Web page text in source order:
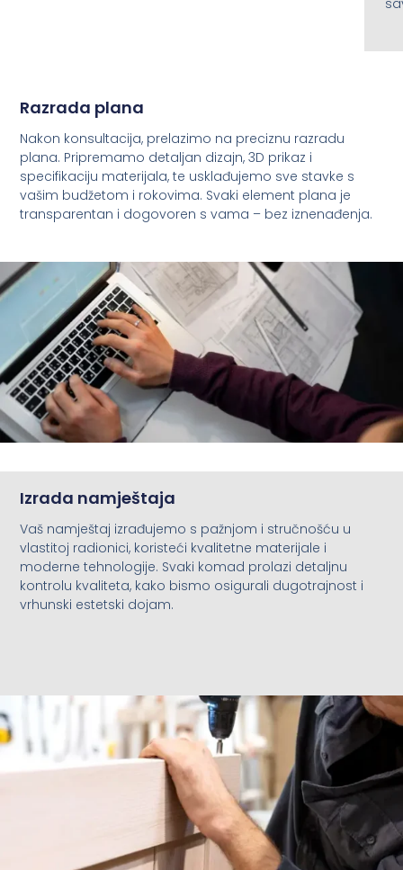
Razrada plana
Nakon konsultacija, prelazimo na preciznu razradu
plana. Pripremamo detaljan dizajn, 3D prikaz i
specifikaciju materijala, te usklađujemo sve stavke s
vašim budžetom i rokovima. Svaki element plana je
transparentan i dogovoren s vama – bez iznenađenja.
Izrada namještaja
Vaš namještaj izrađujemo s pažnjom i stručnošću u
vlastitoj radionici, koristeći kvalitetne materijale i
moderne tehnologije. Svaki komad prolazi detaljnu
kontrolu kvaliteta, kako bismo osigurali dugotrajnost i
vrhunski estetski dojam.